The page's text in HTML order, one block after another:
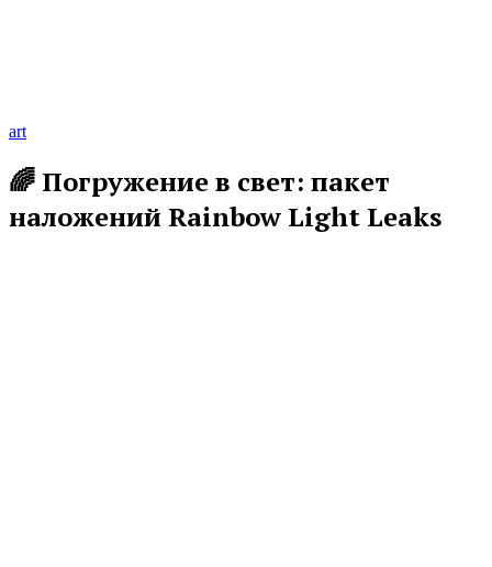
art
🌈 Погружение в свет: пакет
наложений Rainbow Light Leaks